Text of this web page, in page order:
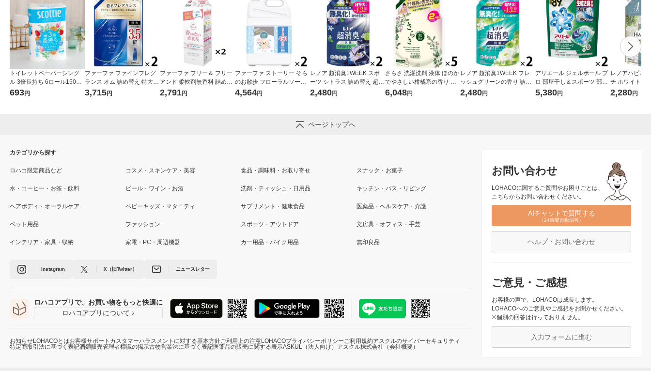
トイレットペーパーシング
ル 3倍長持ち 6ロール150m
再生紙配合スコッティフラ
693円
ファーファ ファインフレグ
ランス オム 詰め替え 特大 2
000mL 1セット(1個×2) 柔軟
剤 NSファーファ
3,715円
ファーファ フリー＆ フリー
アンド 柔軟剤無香料 詰め替
え 1500ml 1セット（2個
入） 柔軟剤 NSファーファ・
2,791円
ファーファ ストーリー そら
のお散歩 フローラルソープ
の香り 詰め替え 超特大 450
0mL 1セット（1個×2） 柔軟
4,564円
レノア 超消臭1WEEK スポ
ーツ シトラス 詰め替え 超特
大 1380mL 1セット（1個×
2） 柔軟剤 P＆G
2,480円
さらさ 洗濯洗剤 液体 ほのか
でやさしい柑橘系の香り 詰
め替え ウルトラジャンボ 14
90g 1セット（1個×5） P＆
6,048円
レノア 超消臭1WEEK フレ
ッシュグリーンの香り 詰め
替え 超特大 1380mL 1セッ
ト（1個×2） 柔軟剤 P＆G
2,480円
アリエール ジェルボール プ
ロ 部屋干し＆スポーツ 部屋
干しでもさわやかな香り 詰
め替え テラジャンボ 1セッ
5,380円
レノアハピネ
チ ホワイトテ
め替え 超特大
ット（1個×2
2,280円
ページトップへ
お問い合わせ
LOHACOに関するご質問やお困りごとは、
こちらからお問い合わせください。
AIチャットで質問する
（24時間自動回答）
ヘルプ・お問い合わせ
ご意見・ご感想
お客様の声で、LOHACOは成長します。
LOHACOへのご意見やご感想をお聞かせください。
※個別の回答は行っておりません。
入力フォームに進む
カテゴリから探す
ロハコ限定商品など コスメ・スキンケア・美容 食品・調味料・お取り寄せ スナック・お菓子
水・コーヒー・お茶・飲料 ビール・ワイン・お酒 洗剤・ティッシュ・日用品 キッチン・バス・リビング
ヘアボディ・オーラルケア ベビーキッズ・マタニティ サプリメント・健康食品 医薬品・ヘルスケア・介護
ペット用品 ファッション スポーツ・アウトドア 文房具・オフィス・手芸
インテリア・家具・収納 家電・PC・周辺機器 カー用品・バイク用品 無印良品
Instagram X（旧Twitter） ニュースレター
ロハコアプリで、お買い物をもっと快適に
ロハコアプリについて
お知らせLOHACOとはお客様サポート カスタマーハラスメントに対する基本方針ご利用上の注意LOHACOプライバシーポリシーご利用規約アスクルのサイバーセキュリティ
特定商取引法に基づく表記酒類販売管理者標識の掲示古物営業法に基づく表記医薬品の販売に関する表示ASKUL（法人向け） アスクル株式会社（会社概要）